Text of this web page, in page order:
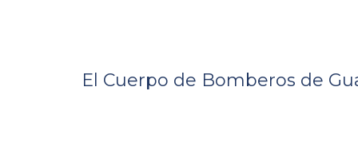
El Cuerpo de Bomberos de